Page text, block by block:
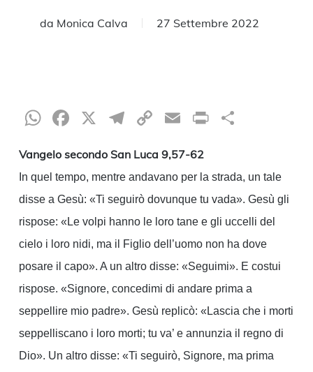
da Monica Calva 27 Settembre 2022
WhatsApp
Facebook
X Telegram
CopyEmailPrint
Vangelo secondo San Luca 9,57-62
In quel tempo, mentre andavano per la strada, un tale
disse a Gesù: «Ti seguirò dovunque tu vada». Gesù gli
rispose: «Le volpi hanno le loro tane e gli uccelli del
cielo i loro nidi, ma il Figlio dell’uomo non ha dove
posare il capo». A un altro disse: «Seguimi». E costui
rispose. «Signore, concedimi di andare prima a
seppellire mio padre». Gesù replicò: «Lascia che i morti
seppelliscano i loro morti; tu va’ e annunzia il regno di
Dio». Un altro disse: «Ti seguirò, Signore, ma prima